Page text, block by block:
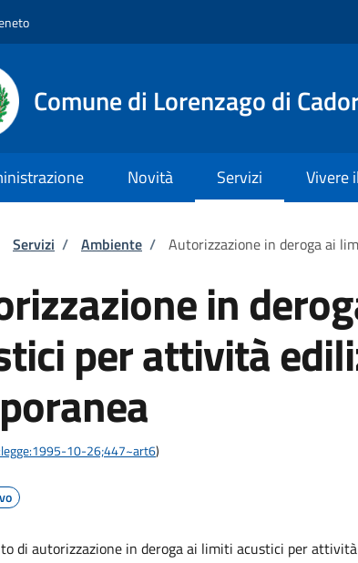
Comune di Lorenzago di
Novità Servizi Vivere
di pane
Servizi / Ambiente / Autorizzazione in deroga ai
in
per attività
10-26;447~art6)
di autorizzazione in deroga ai limiti acustici per